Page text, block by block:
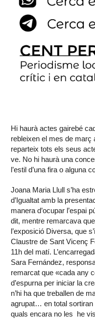
Hi haurà actes gairebé
rebleixen el mes de març
reparteix tots els seus
ve. No hi haurà una
l’estil d’una fira o alguna
Joana Maria Llull s’ha
d’Igualtat amb la
manera d’ocupar l’espai
dit, mentre remarcava
l’exposició Diversa, que
Claustre de Sant Vicenç
11h del matí.
Sara Fernández,
remarcat que «cada any
d’espurna per iniciar la
n’hi ha que treballen de
agrupat… en total
quals encara no les he